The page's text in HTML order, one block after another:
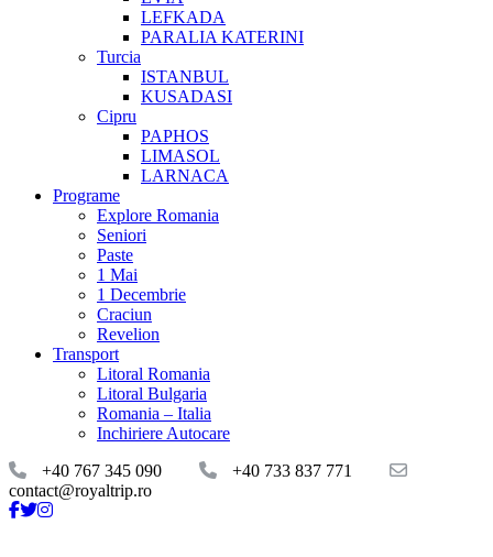
LEFKADA
PARALIA KATERINI
Turcia
ISTANBUL
KUSADASI
Cipru
PAPHOS
LIMASOL
LARNACA
Programe
Explore Romania
Seniori
Paste
1 Mai
1 Decembrie
Craciun
Revelion
Transport
Litoral Romania
Litoral Bulgaria
Romania – Italia
Inchiriere Autocare
+40 767 345 090
+40 733 837 771
contact@royaltrip.ro